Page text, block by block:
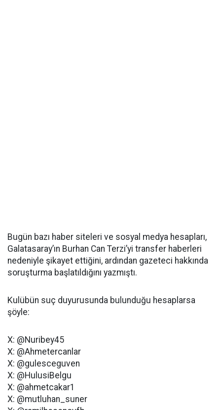
Bugün bazı haber siteleri ve sosyal medya hesapları,
Galatasaray’ın Burhan Can Terzi’yi transfer haberleri
nedeniyle şikayet ettiğini, ardından gazeteci hakkında
soruşturma başlatıldığını yazmıştı.
Kulübün suç duyurusunda bulunduğu hesaplarsa
şöyle:
X: @Nuribey45
X: @Ahmetercanlar
X: @gulesceguven
X: @HulusiBelgu
X: @ahmetcakar1
X: @mutluhan_suner